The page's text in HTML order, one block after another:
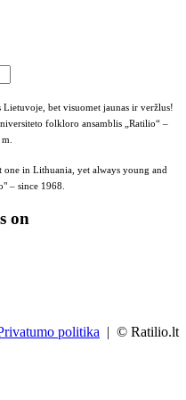
Lietuvoje, bet visuomet jaunas ir veržlus!
folkloro ansamblis „Ratilio“ –
one in Lithuania, yet always young and
– since 1968.
on
politika | © Ratilio.lt